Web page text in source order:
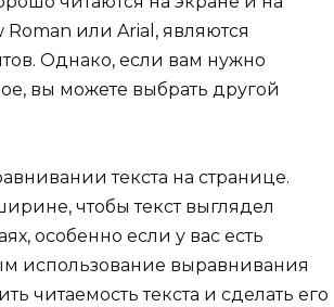
или Arial, являются
Однако, если вам нужно
вы можете выбрать другой
текста на странице.
чтобы текст выглядел
особенно если у вас есть
использование выравнивания
читаемость текста и сделать его